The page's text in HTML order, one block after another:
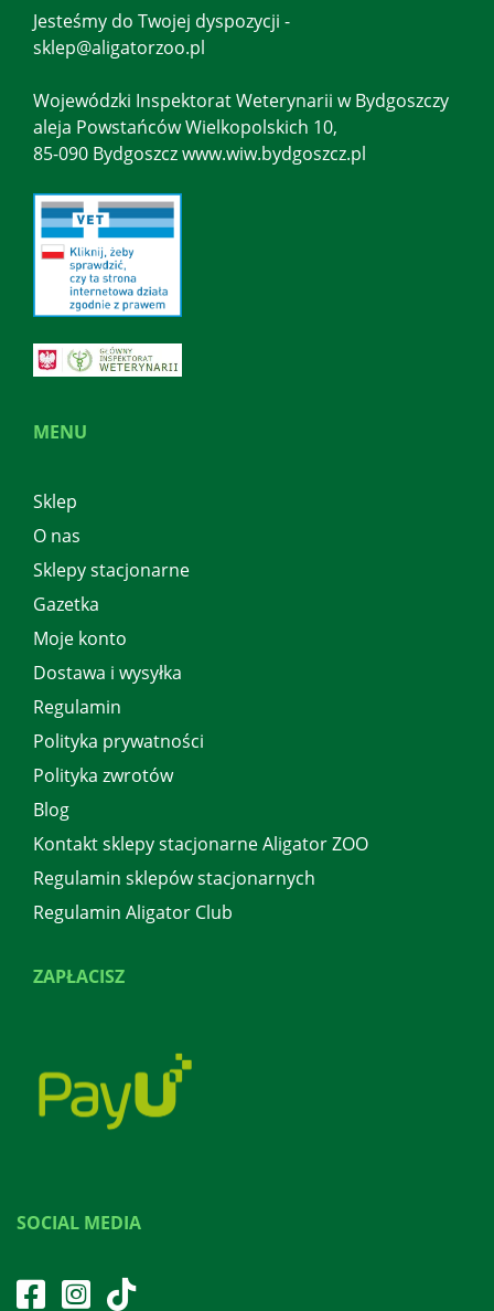
MENU
Sklep
O nas
Sklepy stacjonarne
Gazetka
Moje konto
Dostawa i wysyłka
Regulamin
Polityka prywatności
Polityka zwrotów
Blog
Kontakt sklepy stacjonarne Aligator ZOO
Regulamin sklepów stacjonarnych
Regulamin Aligator Club
ZAPŁACISZ
Jesteśmy do Twojej dyspozycji -
sklep@aligatorzoo.pl
Wojewódzki Inspektorat Weterynarii w Bydgoszczy
aleja Powstańców Wielkopolskich 10,
85-090 Bydgoszcz www.wiw.bydgoszcz.pl
SOCIAL MEDIA